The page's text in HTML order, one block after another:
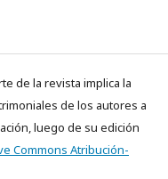
de la revista implica la
de los autores a
luego de su edición
Commons Atribución-